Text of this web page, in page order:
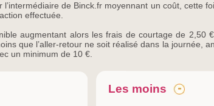
de Binck.fr moyennant un coût, cette
effectuée.
augmentant alors les frais de courtage de 2,50
que l’aller-retour ne soit réalisé dans la journée,
un minimum de 10 €.
Les moins